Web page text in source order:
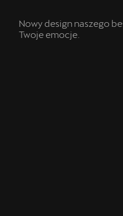
Nowy design naszego
Twoje emocje.